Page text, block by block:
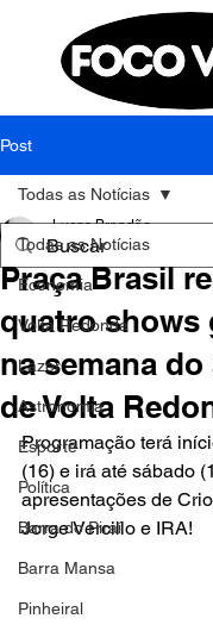
Post
Todas as Notícias
Economia
Volta Redonda
Lazer
Astronomia
Esporte
Política
Barra do Piraí
Barra Mansa
Pinheiral
Todas as Notícias
Praça Brasil
quatro shows
na semana
de Volta
Lucas Brandão
10 de jul. de 2025
Programação terá
(16) e irá até sábado
apresentações de
Jorge Vercillo e IRA!